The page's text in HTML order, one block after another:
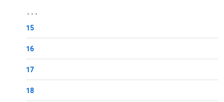
...
15
16
17
18